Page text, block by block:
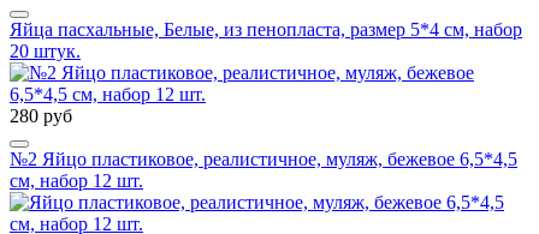
Яйца пасхальные, Белые, из пенопласта, размер 5*4 см, набор
20 штук.
280 руб
№2 Яйцо пластиковое, реалистичное, муляж, бежевое 6,5*4,5
см, набор 12 шт.